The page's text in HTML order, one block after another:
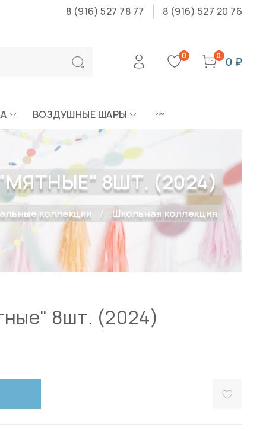
8 (916) 527 78 77 8 (916) 527 20 76
0 0 0 ₽
ВОЗДУШНЫЕ ШАРЫ
8ШТ. (2024)
коллекции Школьная коллекция
8шт. (2024)